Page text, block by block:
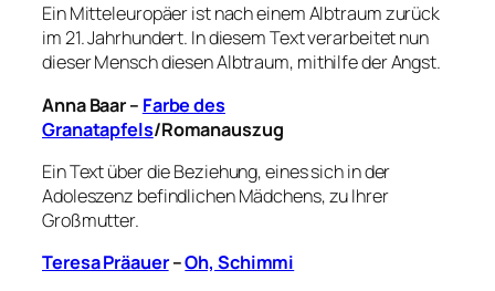
Ein Mitteleuropäer ist nach einem Albtraum zurück
im 21. Jahrhundert. In diesem Text verarbeitet nun
dieser Mensch diesen Albtraum, mithilfe der Angst.
Anna Baar – Farbe des
Granatapfels/Romanauszug
Ein Text über die Beziehung, eines sich in der
Adoleszenz befindlichen Mädchens, zu Ihrer
Großmutter.
Teresa Präauer–Oh, Schimmi